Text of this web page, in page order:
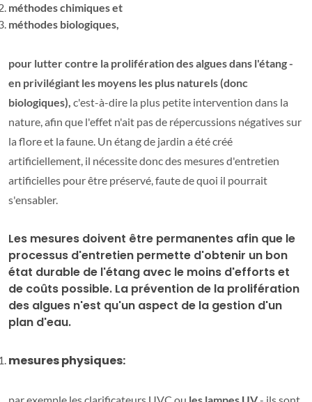
méthodes chimiques et
méthodes biologiques,
pour lutter contre la prolifération des algues dans l'étang -
en privilégiant les moyens les plus naturels (donc
biologiques), c'est-à-dire la plus petite intervention dans la
nature, afin que l'effet n'ait pas de répercussions négatives sur
la flore et la faune. Un étang de jardin a été créé
artificiellement, il nécessite donc des mesures d'entretien
artificielles pour être préservé, faute de quoi il pourrait
s'ensabler.
Les mesures doivent être permanentes afin que le
processus d'entretien permette d'obtenir un bon
état durable de l'étang avec le moins d'efforts et
de coûts possible. La prévention de la prolifération
des algues n'est qu'un aspect de la gestion d'un
plan d'eau.
mesures physiques: